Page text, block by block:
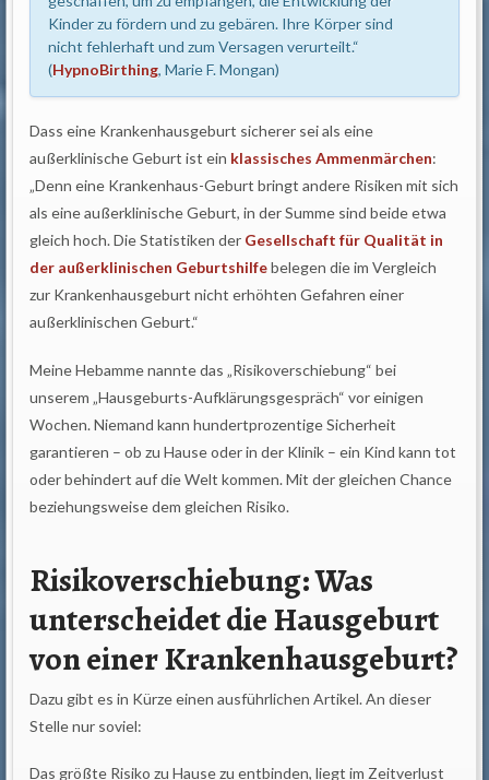
Kinder zu fördern und zu gebären. Ihre Körper sind
nicht fehlerhaft und zum Versagen verurteilt.“
(HypnoBirthing, Marie F. Mongan)
Dass eine Krankenhausgeburt sicherer sei als eine
außerklinische Geburt ist ein klassisches Ammenmärchen:
„Denn eine Krankenhaus-Geburt bringt andere Risiken mit sich
als eine außerklinische Geburt, in der Summe sind beide etwa
gleich hoch. Die Statistiken der Gesellschaft für Qualität in
der außerklinischen Geburtshilfebelegen die im Vergleich
zur Krankenhausgeburt nicht erhöhten Gefahren einer
außerklinischen Geburt.“
Meine Hebamme nannte das „Risikoverschiebung“ bei
unserem „Hausgeburts-Aufklärungsgespräch“ vor einigen
Wochen. Niemand kann hundertprozentige Sicherheit
garantieren – ob zu Hause oder in der Klinik – ein Kind kann tot
oder behindert auf die Welt kommen. Mit der gleichen Chance
beziehungsweise dem gleichen Risiko.
Risikoverschiebung: Was
unterscheidet die Hausgeburt
von einer Krankenhausgeburt?
Dazu gibt es in Kürze einen ausführlichen Artikel. An dieser
Stelle nur soviel:
Das größte Risiko zu Hause zu entbinden, liegt im Zeitverlust